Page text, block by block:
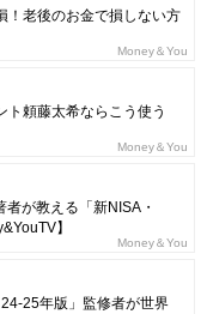
！老後のお金で損しない方
Money＆You
ト頼藤太希ならこう使う
Money＆You
が教える「新NISA・
】
Money＆You
25年版」監修者が世界